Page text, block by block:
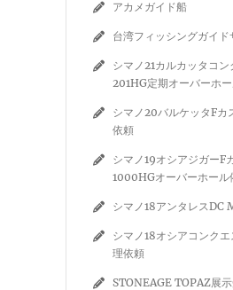
アカメガイド船
台湾フィッシングガイド
シマノ21カルカッタコン
201HG定期オーバーホ
シマノ20バルケッタFカ
依頼
シマノ19オシアジガーF
1000HGオーバーホール
シマノ18アンタレスDC
シマノ18オシアコンク
理依頼
STONEAGE TOPAZ展